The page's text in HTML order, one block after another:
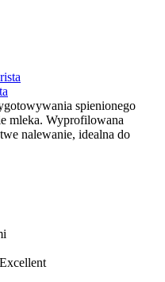
spienionego
mleka. Wyprofilowana
nalewanie, idealna do